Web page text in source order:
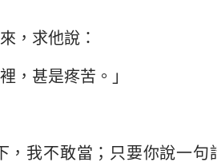
帖撒羅尼迦前書
提摩太前書
，求他說：
，甚是疼苦。」
，我不敢當；只要你說一句